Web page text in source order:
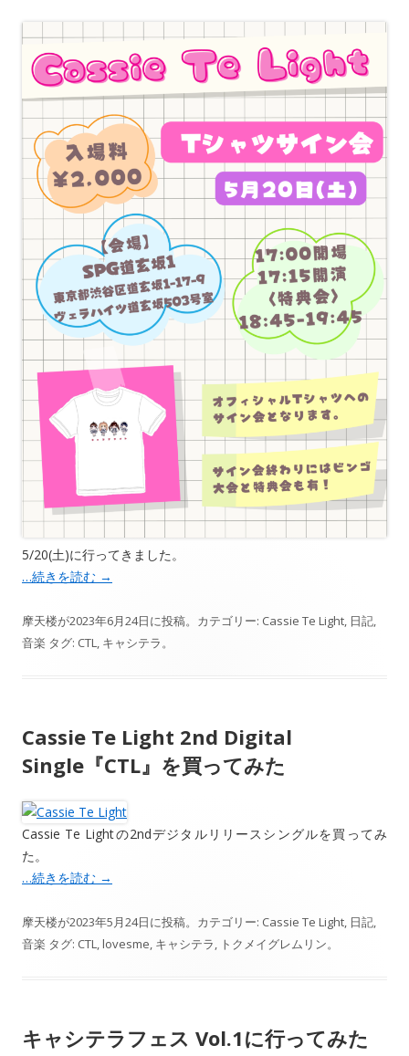
5/20(土)に行ってきました。
…続きを読む →
摩天楼が2023年6月24日に投稿。カテゴリー: Cassie Te Light, 日記,
音楽 タグ: CTL, キャシテラ。
Cassie Te Light 2nd Digital
Single『CTL』を買ってみた
Cassie Te Lightの2ndデジタルリリースシングルを買ってみ
た。
…続きを読む →
摩天楼が2023年5月24日に投稿。カテゴリー: Cassie Te Light, 日記,
音楽 タグ: CTL,lovesme, キャシテラ, トクメイグレムリン。
キャシテラフェス Vol.1に行ってみた